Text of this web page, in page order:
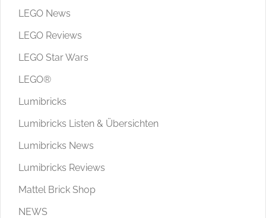
LEGO News
LEGO Reviews
LEGO Star Wars
LEGO®
Lumibricks
Lumibricks Listen & Übersichten
Lumibricks News
Lumibricks Reviews
Mattel Brick Shop
NEWS